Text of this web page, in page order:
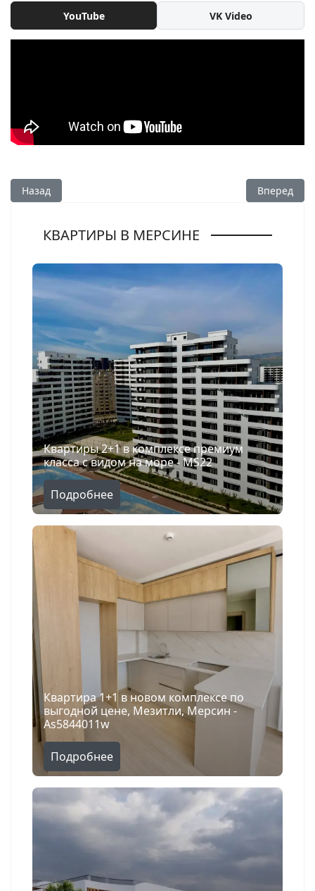
YouTube VK Video
Предыдущий: Водопад Йеркёпрю - Yerköprü
Назад Вперед
КВАРТИРЫ В МЕРСИНЕ
Квартиры 2+1 в комплексе премиум
класса с видом на море - MS22
Подробнее
Квартира 1+1 в новом комплексе по
выгодной цене, Мезитли, Мерсин -
As5844011w
Подробнее